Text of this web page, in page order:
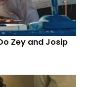
Zey and Josip